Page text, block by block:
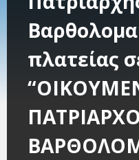
πλατείας